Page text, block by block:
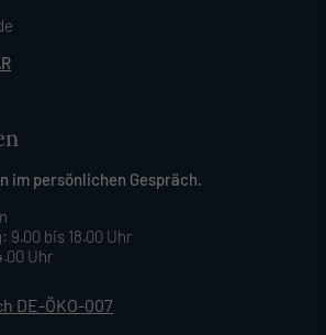
im persönlichen Gespräch.
9.00 bis 18.00 Uhr
Uhr
DE-ÖKO-007